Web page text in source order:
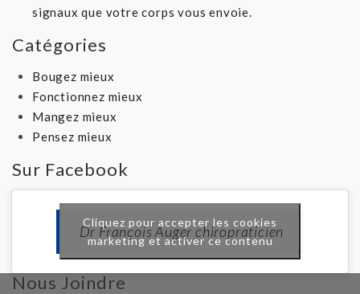
signaux que votre corps vous envoie.
Catégories
Bougez mieux
Fonctionnez mieux
Mangez mieux
Pensez mieux
Sur Facebook
Dr François Auger chiropraticien
Cliquez pour accepter les cookies
marketing et activer ce contenu
Nous Joindre